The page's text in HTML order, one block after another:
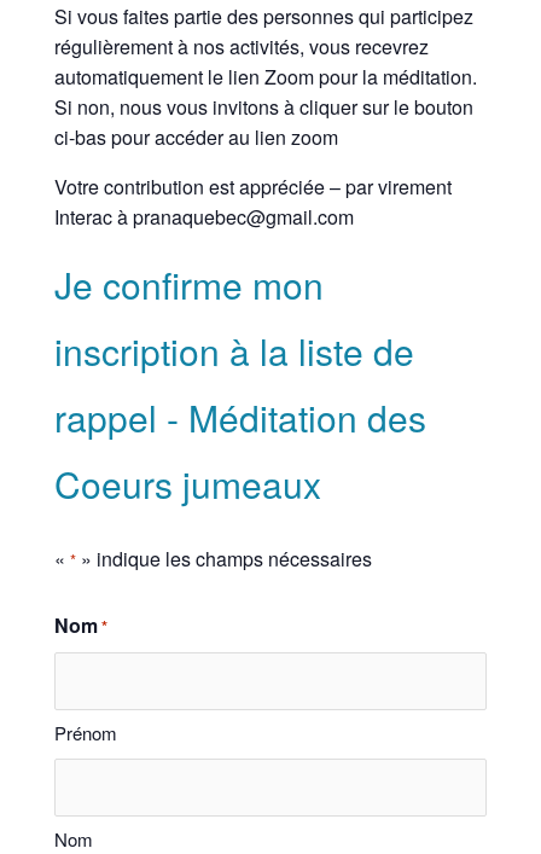
Si vous faites partie des personnes qui participez
régulièrement à nos activités, vous recevrez
automatiquement le lien Zoom pour la méditation.
Si non, nous vous invitons à cliquer sur le bouton
ci-bas pour accéder au lien zoom
Votre contribution est appréciée – par virement
Interac à pranaquebec@gmail.com
Je confirme mon
inscription à la liste de
rappel - Méditation des
Coeurs jumeaux
« *» indique les champs nécessaires
Nom*
Prénom
Nom